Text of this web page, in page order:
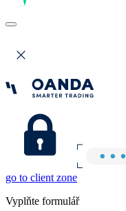
go to client zone
Vyplňte formulář